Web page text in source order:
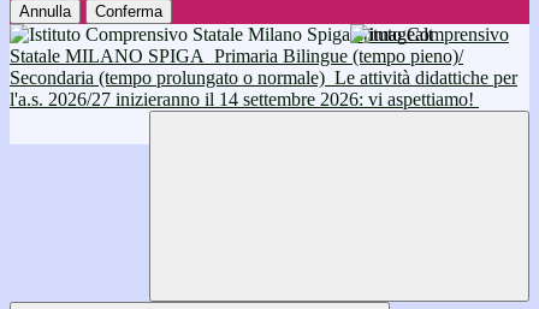
Annulla Conferma
Istituto Comprensivo
Statale MILANO SPIGA Primaria Bilingue (tempo pieno)/
Secondaria (tempo prolungato o normale) Le attività didattiche per
l'a.s. 2026/27 inizieranno il 14 settembre 2026: vi aspettiamo!